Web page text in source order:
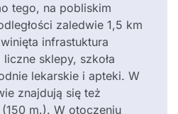
tego, na pobliskim
zaledwie 1,5 km
infrastuktura
sklepy, szkoła
lekarskie i apteki. W
znajdują się też
m.). W otoczeniu